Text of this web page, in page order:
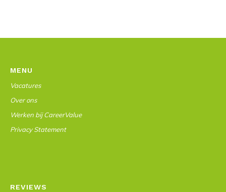
MENU
Vacatures
Over ons
Werken bij CareerValue
Privacy Statement
REVIEWS